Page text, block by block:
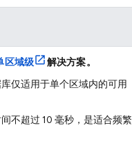
区域级
解决方案。
仅适用于单个区域内的可用
不超过 10 毫秒，是适合频繁